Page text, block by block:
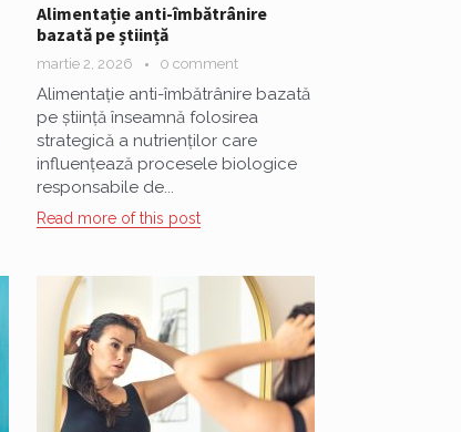
Alimentație anti-îmbătrânire
bazată pe știință
martie 2, 2026 0 comment
Alimentație anti-îmbătrânire bazată
pe știință înseamnă folosirea
strategică a nutrienților care
influențează procesele biologice
responsabile de...
Read more of this post